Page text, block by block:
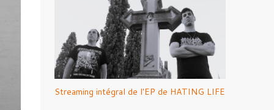
Streaming intégral de l'EP de HATING LIFE